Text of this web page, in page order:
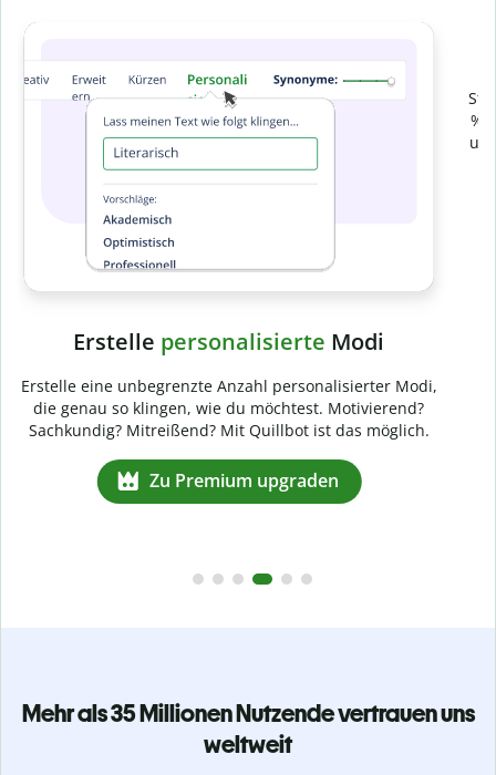
Slide 4 of 6
Stelle mit der Plagiatsprüfung sicher, dass dein Text zu 100
% original ist. Analysiere deine Arbeit in Sekundenschnelle
und finde fehlende Quellenangaben in über 100 Sprachen.
Mehr als 35 Millionen Nutzende vertrauen uns
weltweit